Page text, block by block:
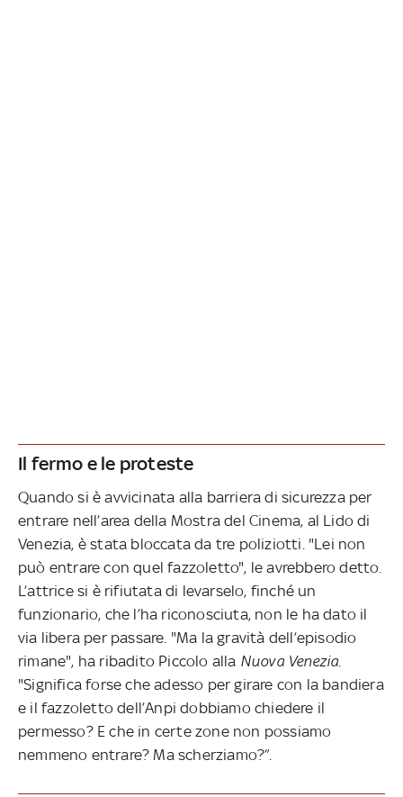
Il fermo e le proteste
Quando si è avvicinata alla barriera di sicurezza per
entrare nell’area della Mostra del Cinema, al Lido di
Venezia, è stata bloccata da tre poliziotti. "Lei non
può entrare con quel fazzoletto", le avrebbero detto.
L’attrice si è rifiutata di levarselo, finché un
funzionario, che l’ha riconosciuta, non le ha dato il
via libera per passare. "Ma la gravità dell’episodio
rimane", ha ribadito Piccolo alla Nuova Venezia.
"Significa forse che adesso per girare con la bandiera
e il fazzoletto dell’Anpi dobbiamo chiedere il
permesso? E che in certe zone non possiamo
nemmeno entrare? Ma scherziamo?”.